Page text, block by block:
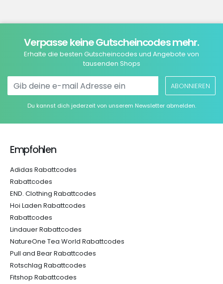
Verpasse keine Gutscheincodes mehr.
Erhalte die besten Gutscheincodes und Angebote von
tausenden Shops
ABONNIEREN
Du kannst dich jederzeit von unserem Newsletter abmelden.
Empfohlen
Adidas Rabattcodes
Rabattcodes
END. Clothing Rabattcodes
Hoi Laden Rabattcodes
Rabattcodes
Lindauer Rabattcodes
NatureOne Tea World Rabattcodes
Pull and Bear Rabattcodes
Rotschlag Rabattcodes
Fitshop Rabattcodes